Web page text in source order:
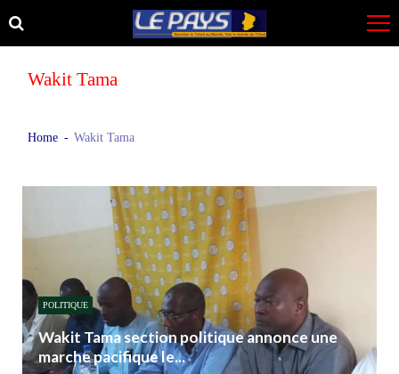
Skip
to
navigation
Skip
to
content
Wakit Tama
Home Wakit Tama
POLITIQUE
Wakit Tama section politique annonce une
marche pacifique le...